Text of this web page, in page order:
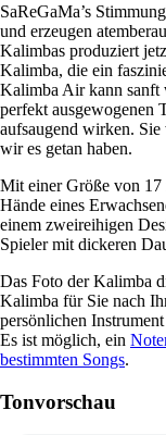
SaReGaMa’s
und erzeugen
Kalimbas produziert
Kalimba, die ein
Kalimba Air kann sanft
perfekt ausgewogenen
aufsaugend wirken.
wir es getan haben.
Mit einer Größe von
Hände eines
einem zweireihigen
Spieler mit dickeren
Das Foto der Kalimba
Kalimba für Sie nach
persönlichen
Es ist möglich, ein
bestimmten Songs.
Tonvorschau